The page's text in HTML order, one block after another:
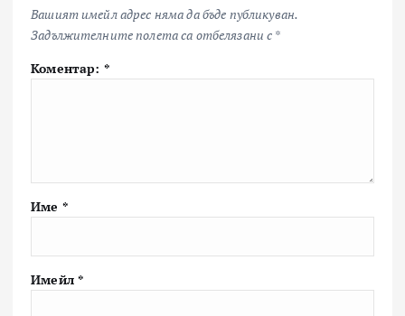
Вашият имейл адрес няма да бъде публикуван.
Задължителните полета са отбелязани с *
Коментар: *
Име *
Имейл *